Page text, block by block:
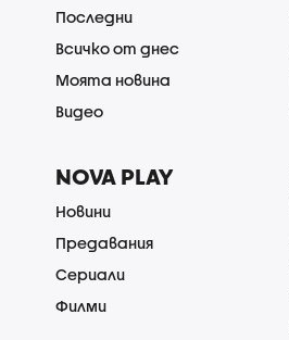
Последни
Всичко от днес
Моята новина
Видео
NOVA PLAY
Новини
Предавания
Сериали
Филми